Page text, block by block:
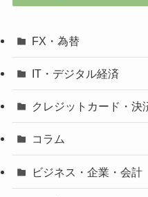
FX・為替
IT・デジタル経済
クレジットカード・決
コラム
ビジネス・企業・会計